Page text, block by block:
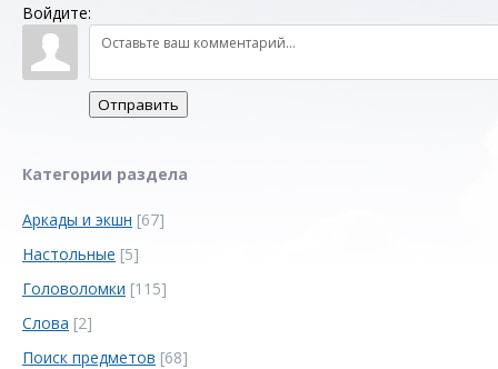
Войдите:
Отправить
Категории раздела
Аркады и экшн [67]
Настольные [5]
Головоломки [115]
Слова [2]
Поиск предметов [68]